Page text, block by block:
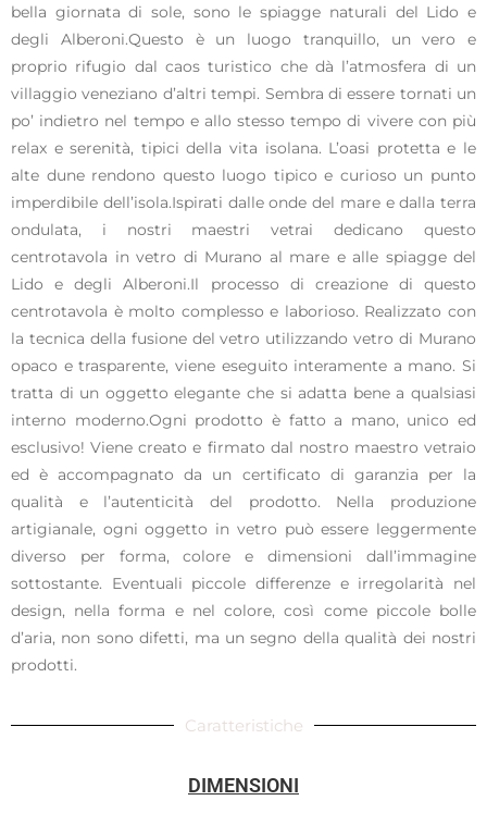
bella giornata di sole, sono le spiagge naturali del Lido e
degli Alberoni.Questo è un luogo tranquillo, un vero e
proprio rifugio dal caos turistico che dà l’atmosfera di un
villaggio veneziano d’altri tempi. Sembra di essere tornati un
po’ indietro nel tempo e allo stesso tempo di vivere con più
relax e serenità, tipici della vita isolana. L’oasi protetta e le
alte dune rendono questo luogo tipico e curioso un punto
imperdibile dell’isola.Ispirati dalle onde del mare e dalla terra
ondulata, i nostri maestri vetrai dedicano questo
centrotavola in vetro di Murano al mare e alle spiagge del
Lido e degli Alberoni.Il processo di creazione di questo
centrotavola è molto complesso e laborioso. Realizzato con
la tecnica della fusione del vetro utilizzando vetro di Murano
opaco e trasparente, viene eseguito interamente a mano. Si
tratta di un oggetto elegante che si adatta bene a qualsiasi
interno moderno.Ogni prodotto è fatto a mano, unico ed
esclusivo! Viene creato e firmato dal nostro maestro vetraio
ed è accompagnato da un certificato di garanzia per la
qualità e l’autenticità del prodotto. Nella produzione
artigianale, ogni oggetto in vetro può essere leggermente
diverso per forma, colore e dimensioni dall’immagine
sottostante. Eventuali piccole differenze e irregolarità nel
design, nella forma e nel colore, così come piccole bolle
d’aria, non sono difetti, ma un segno della qualità dei nostri
prodotti.
Caratteristiche
DIMENSIONI